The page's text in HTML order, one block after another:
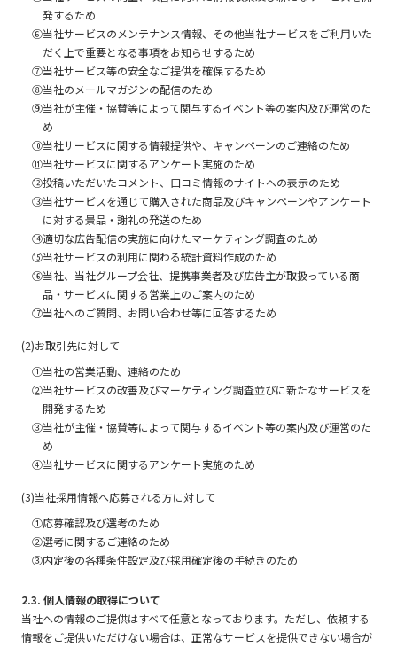
発するため
⑥当社サービスのメンテナンス情報、その他当社サービスをご利用いた
だく上で重要となる事項をお知らせするため
⑦当社サービス等の安全なご提供を確保するため
⑧当社のメールマガジンの配信のため
⑨当社が主催・協賛等によって関与するイベント等の案内及び運営のた
め
⑩当社サービスに関する情報提供や、キャンペーンのご連絡のため
⑪当社サービスに関するアンケート実施のため
⑫投稿いただいたコメント、口コミ情報のサイトへの表示のため
⑬当社サービスを通じて購入された商品及びキャンペーンやアンケート
に対する景品・謝礼の発送のため
⑭適切な広告配信の実施に向けたマーケティング調査のため
⑮当社サービスの利用に関わる統計資料作成のため
⑯当社、当社グループ会社、提携事業者及び広告主が取扱っている商
品・サービスに関する営業上のご案内のため
⑰当社へのご質問、お問い合わせ等に回答するため
(2)お取引先に対して
①当社の営業活動、連絡のため
②当社サービスの改善及びマーケティング調査並びに新たなサービスを
開発するため
③当社が主催・協賛等によって関与するイベント等の案内及び運営のた
め
④当社サービスに関するアンケート実施のため
(3)当社採用情報へ応募される方に対して
①応募確認及び選考のため
②選考に関するご連絡のため
③内定後の各種条件設定及び採用確定後の手続きのため
2.3. 個人情報の取得について
当社への情報のご提供はすべて任意となっております。ただし、依頼する
情報をご提供いただけない場合は、正常なサービスを提供できない場合が